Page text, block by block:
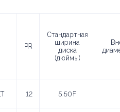
PR
Стандартная
ширина
диска
(дюймы)
12 5.50F